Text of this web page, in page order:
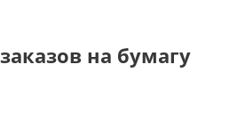
на бумагу